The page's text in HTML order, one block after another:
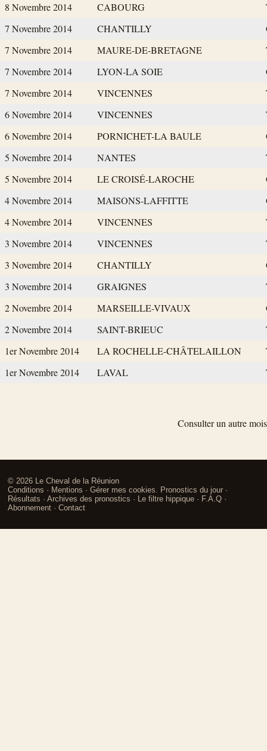
8 Novembre 2014 CABOURG
7 Novembre 2014
CHANTILLY
7 Novembre 2014
MAURE-DE-BRETAGNE
7 Novembre 2014
LYON-LA SOIE
7 Novembre 2014
VINCENNES
6 Novembre 2014
VINCENNES
6 Novembre 2014
PORNICHET-LA BAULE
5 Novembre 2014
NANTES
5 Novembre 2014
LE CROISÉ-LAROCHE
4 Novembre 2014
MAISONS-LAFFITTE
4 Novembre 2014
VINCENNES
3 Novembre 2014
VINCENNES
3 Novembre 2014
CHANTILLY
3 Novembre 2014
GRAIGNES
2 Novembre 2014
MARSEILLE-VIVAUX
2 Novembre 2014
SAINT-BRIEUC
1er Novembre 2014
LA ROCHELLE-CHÂTELAILLON
1er Novembre 2014
LAVAL
Consulter un autre mois
©2026 Le Cheval de la Réunion
Conditions · Mentions ·Gérer mes cookies. Pronostics du jour ·
Résultats ·Archives des pronostics · Le filtre hippique · F.A.Q ·
Abonnement ·Contact